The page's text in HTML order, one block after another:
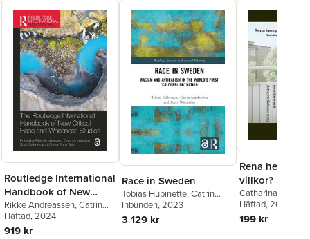
Routledge International
Handbook of New
Critical Race and
Whiteness Studies
Rikke Andreassen, Catrin
Lundström,Suvi Keskinen
Shirley Anne Tate
Häftad, 2024
919 kr
Race in Sweden
Tobias Hübinette,Catrin
Lundström,Peter Wikström
Inbunden, 2023
3 129 kr
Rena hem på
villkor? :
migration och
globalisering
Catharina
Gavanas,
Lundström
Oksana Shmulyar
Häftad, 2013
199 kr